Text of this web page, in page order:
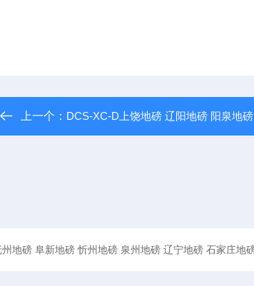
上一个： DCS-XC-D上饶地磅 辽阳地磅 阳泉地磅 三明地磅 张家口地磅 山西地磅